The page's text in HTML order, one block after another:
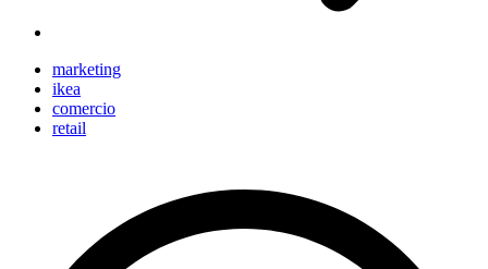
marketing
ikea
comercio
retail